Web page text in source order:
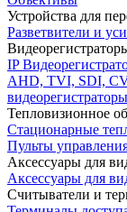
Устройства для
Разветвители и
IP
AHD, TVI, SDI,
Тепловизионное
Стационарные
Пульты
Аксессуары для
Аксессуары для
Считыватели и